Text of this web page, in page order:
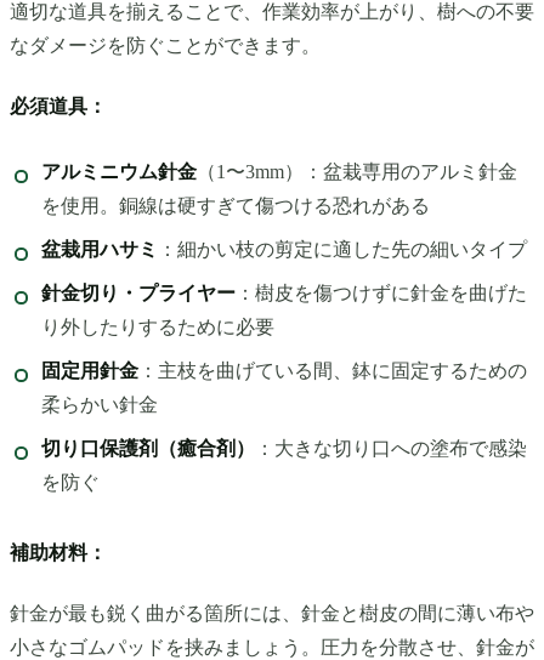
適切な道具を揃えることで、作業効率が上がり、樹への不要
なダメージを防ぐことができます。
必須道具：
アルミニウム針金 （1〜3mm）：盆栽専用のアルミ針金
を使用。銅線は硬すぎて傷つける恐れがある
盆栽用ハサミ ：細かい枝の剪定に適した先の細いタイプ
針金切り・プライヤー ：樹皮を傷つけずに針金を曲げた
り外したりするために必要
固定用針金 ：主枝を曲げている間、鉢に固定するための
柔らかい針金
切り口保護剤（癒合剤）
：大きな切り口への塗布で感染
を防ぐ
補助材料：
針金が最も鋭く曲がる箇所には、針金と樹皮の間に薄い布や
小さなゴムパッドを挟みましょう。圧力を分散させ、針金が